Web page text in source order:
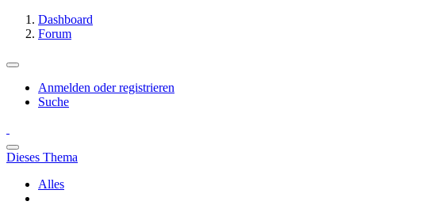
Dashboard
Forum
Anmelden oder registrieren
Suche
Dieses Thema
Alles